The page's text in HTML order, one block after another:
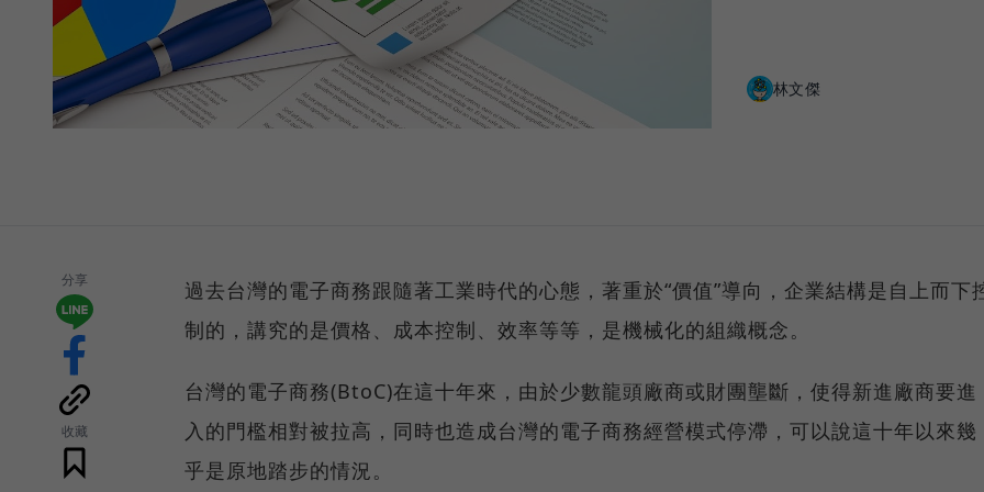
林文傑
分享
收藏
過去台灣的電子商務跟隨著工業時代的心態，著重於“價值”導向，企業結構是自上而下
制的，講究的是價格、成本控制、效率等等，是機械化的組織概念。
台灣的電子商務(BtoC)在這十年來，由於少數龍頭廠商或財團壟斷，使得新進廠商要進
入的門檻相對被拉高，同時也造成台灣的電子商務經營模式停滯，可以說這十年以來幾
乎是原地踏步的情況。